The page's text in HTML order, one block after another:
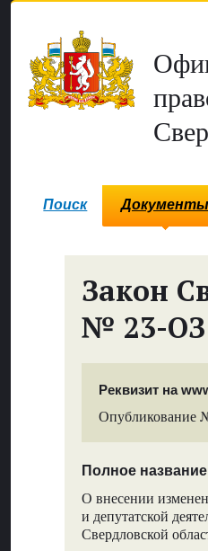
Поиск Документы
Закон
№ 23-ОЗ
Реквизит на
Опубликование
Полное
О внесении
и депутатской
Свердловской